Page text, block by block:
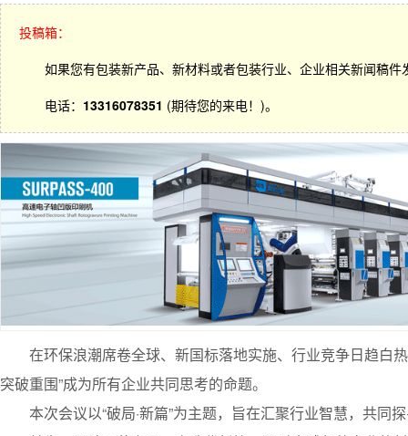
投稿箱：
如果您有包装新产品、新材料或者包装行业、企业相关新闻稿
电话： 13316078351 (期待您的来电！)。
在环保浪潮席卷全球、新国标落地实施、行业竞争日趋白
突破重围”成为所有企业共同思考的命题。
本次会议以“破局·新篇”为主题，旨在汇聚行业智慧，共同